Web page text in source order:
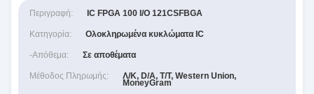
Περιγραφή: IC FPGA 100 I/O 121CSFBGA
Κατηγορία: Ολοκληρωμένα κυκλώματα IC
-απόθεμα: Σε αποθέματα
Μέθοδος Πληρωμής: Λ/Κ, D/A, T/T, Western Union,
MoneyGram